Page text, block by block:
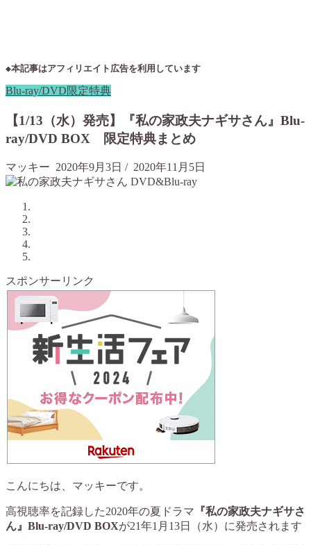
◆本記事はアフィリエイト広告を利用しています
Blu-ray/DVD限定特典
【1/13（水）発売】『私の家政夫ナギサさん』Blu-
ray/DVD BOX 限定特典まとめ
マッキー 2020年9月3日 / 2020年11月5日
スポンサーリンク
こんにちは、マッキーです。
高視聴率を記録した2020年の夏ドラマ 『私の家政夫ナギサさ
ん』Blu-ray/DVD BOXが21年1月13日（水）に発売されます